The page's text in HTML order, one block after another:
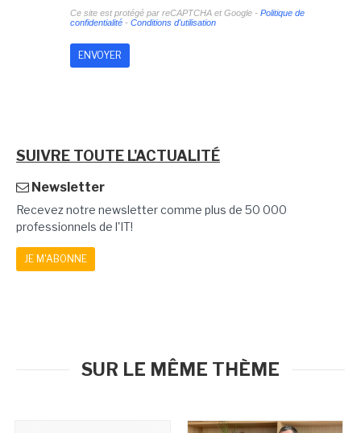
Ce site est protégé par reCAPTCHA et Google - Politique de
confidentialité- Conditions d'utilisation
SUIVRE TOUTE L'ACTUALITÉ
Newsletter
Recevez notre newsletter comme plus de 50 000
professionnels de l'IT!
JE M'ABONNE
SUR LE MÊME THÈME